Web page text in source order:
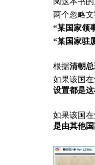
两个忽略文
“某国家领
“某国家驻
根据清朝
如果该国
设置都是
如果该国
是由其他国